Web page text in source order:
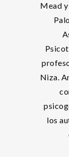
Mead
Niza.
los